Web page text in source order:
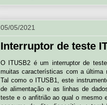
05/05/2021
Interruptor de teste
O ITUSB2 é um interruptor de
muitas características com a última
Tal como o ITUSB1, este
de alimentação e as linhas de
teste e o anfitrião ao qual o mesmo